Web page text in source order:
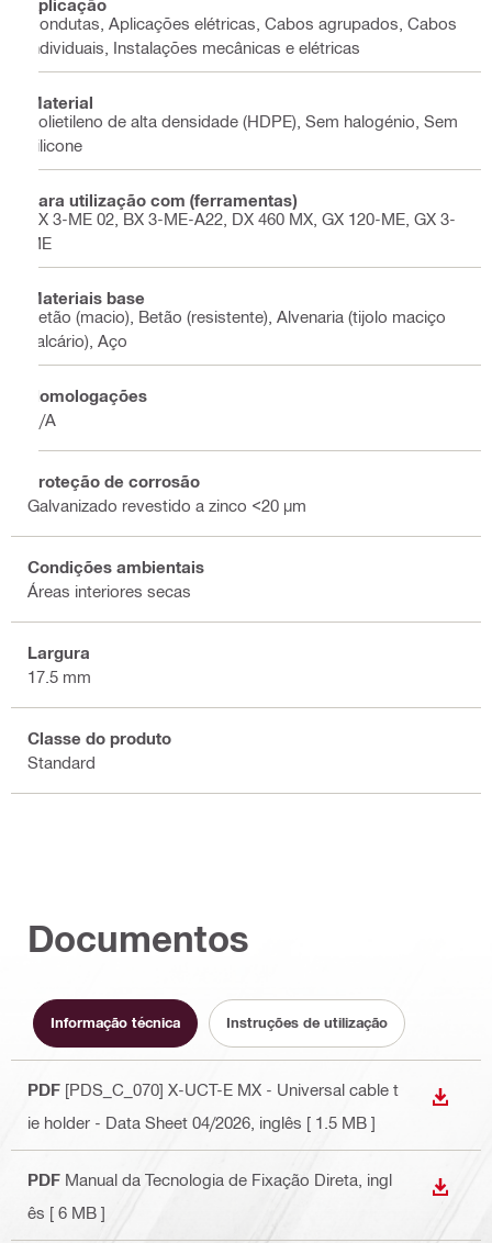
Aplicação
Condutas, Aplicações elétricas, Cabos agrupados, Cabos
individuais, Instalações mecânicas e elétricas
Material
Polietileno de alta densidade (HDPE), Sem halogénio, Sem
silicone
Para utilização com (ferramentas)
BX 3-ME 02, BX 3-ME-A22, DX 460 MX, GX 120-ME, GX 3-
ME
Materiais base
Betão (macio), Betão (resistente), Alvenaria (tijolo maciço
calcário), Aço
Homologações
N/A
Proteção de corrosão
Galvanizado revestido a zinco <20 µm
Condições ambientais
Áreas interiores secas
Largura
17.5 mm
Classe do produto
Standard
Documentos
Informação técnica Instruções de utilização
PDF [PDS_C_070] X-UCT-E MX - Universal cable t
ie holder - Data Sheet 04/2026 , inglês [ 1.5 MB ]
PDF Manual da Tecnologia de Fixação Direta , ingl
ês [ 6 MB ]